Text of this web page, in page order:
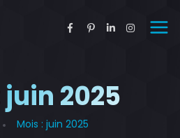
juin 2025
Mois : juin 2025